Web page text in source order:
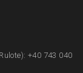
+40 743 040